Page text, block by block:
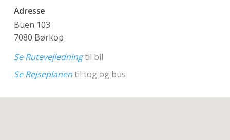
Adresse
Buen 103
7080 Børkop
Se Rutevejledningtil bil
Se Rejseplanentil tog og bus